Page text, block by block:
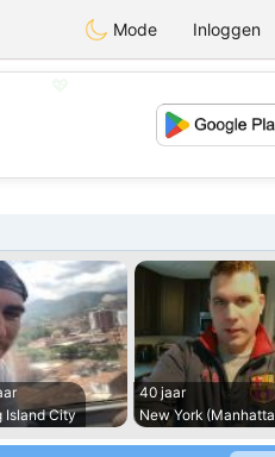
Mode Inloggen
Island City
40 jaar
New York (Manhatta